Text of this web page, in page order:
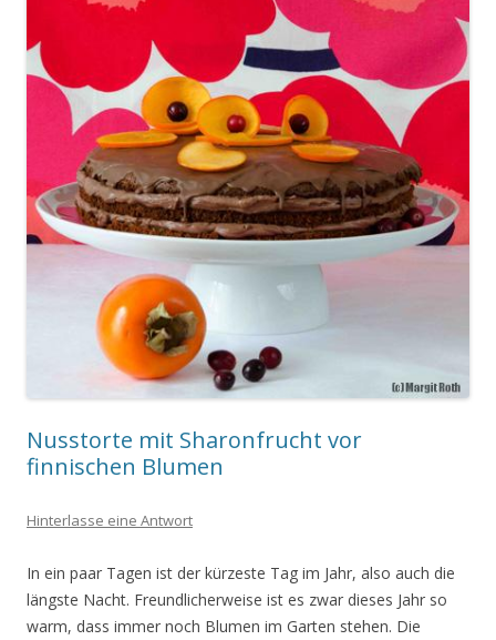
Nusstorte mit Sharonfrucht vor
finnischen Blumen
Hinterlasse eine Antwort
In ein paar Tagen ist der kürzeste Tag im Jahr, also auch die
längste Nacht. Freundlicherweise ist es zwar dieses Jahr so
warm, dass immer noch Blumen im Garten stehen. Die